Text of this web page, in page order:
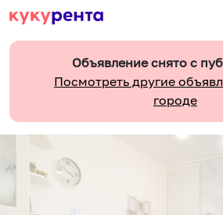
Объявление снято с
Посмотреть другие
городе